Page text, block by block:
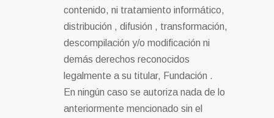
contenido, ni tratamiento informático,
distribución , difusión , transformación,
descompilación y/o modificación ni
demás derechos reconocidos
legalmente a su titular, Fundación .
En ningún caso se autoriza nada de lo
anteriormente mencionado sin el